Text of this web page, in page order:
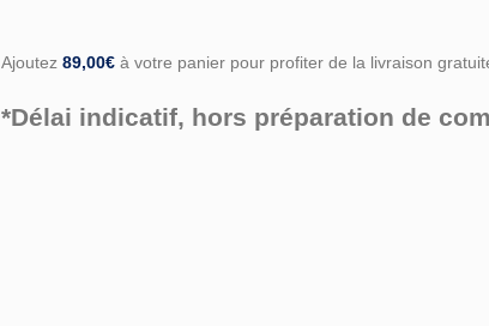
Ajoutez 89,00€ à votre panier pour profiter de la livraison
*Délai indicatif, hors préparation de